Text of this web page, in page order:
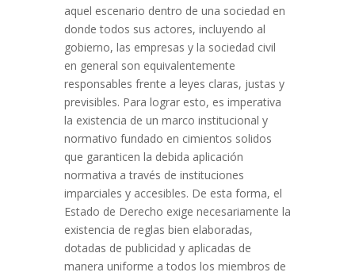
aquel escenario dentro de una sociedad en
donde todos sus actores, incluyendo al
gobierno, las empresas y la sociedad civil
en general son equivalentemente
responsables frente a leyes claras, justas y
previsibles. Para lograr esto, es imperativa
la existencia de un marco institucional y
normativo fundado en cimientos solidos
que garanticen la debida aplicación
normativa a través de instituciones
imparciales y accesibles. De esta forma, el
Estado de Derecho exige necesariamente la
existencia de reglas bien elaboradas,
dotadas de publicidad y aplicadas de
manera uniforme a todos los miembros de